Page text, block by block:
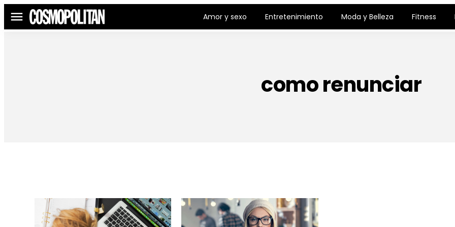
Menú Amor y sexo Entretenimiento Moda y Belleza Fitness
como renunciar